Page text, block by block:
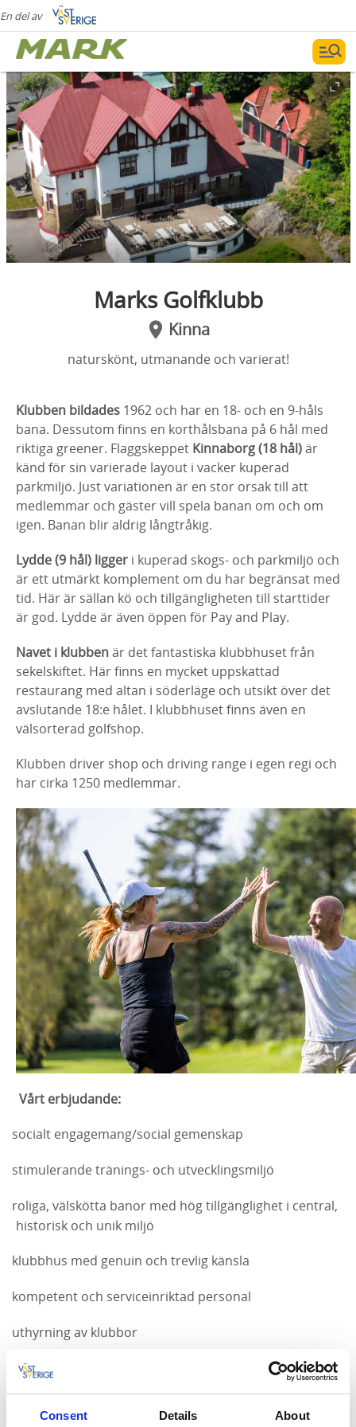
Consent Details About
En del av
Marks Golfklubb
Kinna
naturskönt, utmanande och varierat!
Klubben bildades 1962 och har en 18- och en 9-håls
bana. Dessutom finns en korthålsbana på 6 hål med
riktiga greener. Flaggskeppet Kinnaborg (18 hål)är
känd för sin varierade layout i vacker kuperad
parkmiljö. Just variationen är en stor orsak till att
medlemmar och gäster vill spela banan om och om
igen. Banan blir aldrig långtråkig.
Lydde (9 hål) ligger i kuperad skogs- och parkmiljö och
är ett utmärkt komplement om du har begränsat med
tid. Här är sällan kö och tillgängligheten till starttider
är god. Lydde är även öppen för Pay and Play.
Navet i klubbenär det fantastiska klubbhuset från
sekelskiftet. Här finns en mycket uppskattad
restaurang med altan i söderläge och utsikt över det
avslutande 18:e hålet. I klubbhuset finns även en
välsorterad golfshop.
Klubben driver shop och driving range i egen regi och
har cirka 1250 medlemmar.
Vårt erbjudande:
socialt engagemang/social gemenskap
stimulerande tränings- och utvecklingsmiljö
roliga, välskötta banor med hög tillgänglighet i central,
historisk och unik miljö
klubbhus med genuin och trevlig känsla
kompetent och serviceinriktad personal
uthyrning av klubbor
shop med bra urval och konkurrenskraftiga priser